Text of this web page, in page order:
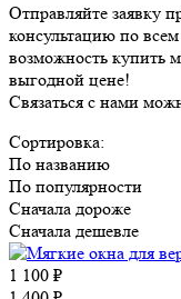
Отправляйте заявку
консультацию по
возможность купить
выгодной цене!
Связаться с нами
Сортировка:
По названию
По популярности
Сначала дороже
Сначала дешевле
1 100 ₽